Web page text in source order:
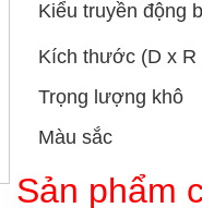
Kiểu truyền động
Kích thước (D x R
Trọng lượng khô
Màu sắc
Sản phẩm